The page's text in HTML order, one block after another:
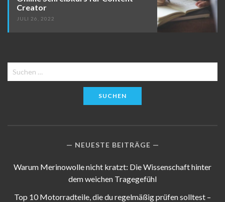
Creator
JULI 26, 2022
Suchen
nach:
NEUESTE BEITRÄGE
Warum Merinowolle nicht kratzt: Die Wissenschaft hinter
dem weichen Tragegefühl
Top 10 Motorradteile, die du regelmäßig prüfen solltest –